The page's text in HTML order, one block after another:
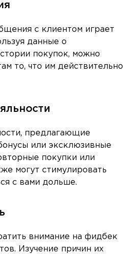
с клиентом играет
данные о
покупок, можно
то, что им действительно
предлагающие
или эксклюзивные
покупки или
могут стимулировать
с вами дольше.
внимание на фидбек
Изучение причин их